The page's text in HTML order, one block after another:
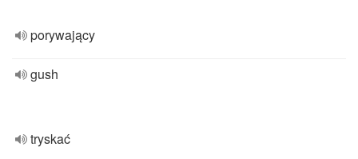
porywający
gush
tryskać